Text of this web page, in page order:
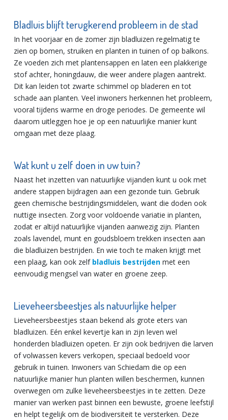
Bladluis blijft terugkerend probleem in de stad
In het voorjaar en de zomer zijn bladluizen regelmatig te
zien op bomen, struiken en planten in tuinen of op balkons.
Ze voeden zich met plantensappen en laten een plakkerige
stof achter, honingdauw, die weer andere plagen aantrekt.
Dit kan leiden tot zwarte schimmel op bladeren en tot
schade aan planten. Veel inwoners herkennen het probleem,
vooral tijdens warme en droge periodes. De gemeente wil
daarom uitleggen hoe je op een natuurlijke manier kunt
omgaan met deze plaag.
Wat kunt u zelf doen in uw tuin?
Naast het inzetten van natuurlijke vijanden kunt u ook met
andere stappen bijdragen aan een gezonde tuin. Gebruik
geen chemische bestrijdingsmiddelen, want die doden ook
nuttige insecten. Zorg voor voldoende variatie in planten,
zodat er altijd natuurlijke vijanden aanwezig zijn. Planten
zoals lavendel, munt en goudsbloem trekken insecten aan
die bladluizen bestrijden. En wie toch te maken krijgt met
een plaag, kan ook zelf bladluis bestrijden met een
eenvoudig mengsel van water en groene zeep.
Lieveheersbeestjes als natuurlijke helper
Lieveheersbeestjes staan bekend als grote eters van
bladluizen. Eén enkel kevertje kan in zijn leven wel
honderden bladluizen opeten. Er zijn ook bedrijven die larven
of volwassen kevers verkopen, speciaal bedoeld voor
gebruik in tuinen. Inwoners van Schiedam die op een
natuurlijke manier hun planten willen beschermen, kunnen
overwegen om zulke lieveheersbeestjes in te zetten. Deze
manier van werken past binnen een bewuste, groene leefstijl
en helpt tegelijk om de biodiversiteit te versterken. Deze